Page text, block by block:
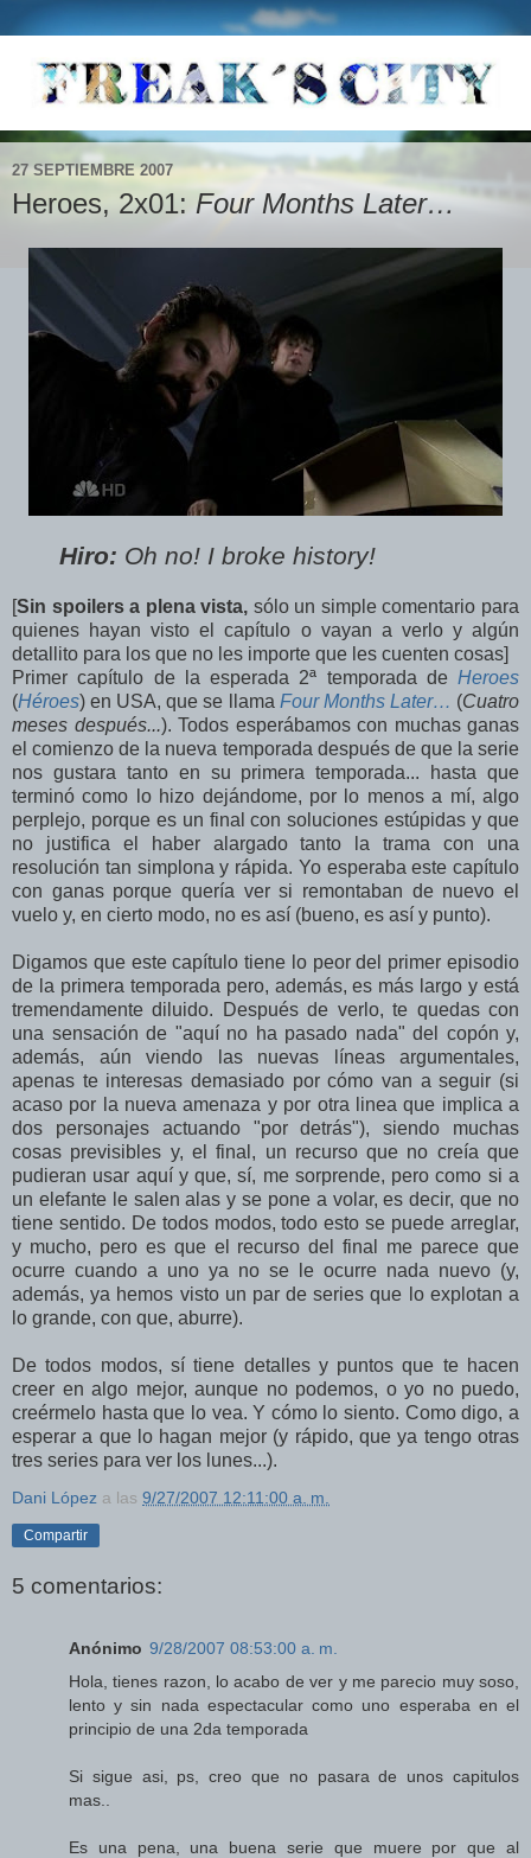
27 SEPTIEMBRE 2007
Heroes, 2x01: Four Months Later…
Hiro: Oh no! I broke history!
[Sin spoilers a plena vista, sólo un simple comentario para
quienes hayan visto el capítulo o vayan a verlo y algún
detallito para los que no les importe que les cuenten cosas]
Primer capítulo de la esperada 2ª temporada de Heroes
(Héroes) en USA, que se llama Four Months Later… (Cuatro
meses después...). Todos esperábamos con muchas ganas
el comienzo de la nueva temporada después de que la serie
nos gustara tanto en su primera temporada... hasta que
terminó como lo hizo dejándome, por lo menos a mí, algo
perplejo, porque es un final con soluciones estúpidas y que
no justifica el haber alargado tanto la trama con una
resolución tan simplona y rápida. Yo esperaba este capítulo
con ganas porque quería ver si remontaban de nuevo el
vuelo y, en cierto modo, no es así (bueno, es así y punto).
Digamos que este capítulo tiene lo peor del primer episodio
de la primera temporada pero, además, es más largo y está
tremendamente diluido. Después de verlo, te quedas con
una sensación de "aquí no ha pasado nada" del copón y,
además, aún viendo las nuevas líneas argumentales,
apenas te interesas demasiado por cómo van a seguir (si
acaso por la nueva amenaza y por otra linea que implica a
dos personajes actuando "por detrás"), siendo muchas
cosas previsibles y, el final, un recurso que no creía que
pudieran usar aquí y que, sí, me sorprende, pero como si a
un elefante le salen alas y se pone a volar, es decir, que no
tiene sentido. De todos modos, todo esto se puede arreglar,
y mucho, pero es que el recurso del final me parece que
ocurre cuando a uno ya no se le ocurre nada nuevo (y,
además, ya hemos visto un par de series que lo explotan a
lo grande, con que, aburre).
De todos modos, sí tiene detalles y puntos que te hacen
creer en algo mejor, aunque no podemos, o yo no puedo,
creérmelo hasta que lo vea. Y cómo lo siento. Como digo, a
esperar a que lo hagan mejor (y rápido, que ya tengo otras
tres series para ver los lunes...).
Dani López a las 9/27/2007 12:11:00 a. m.
Compartir
5 comentarios:
Anónimo 9/28/2007 08:53:00 a. m.
Hola, tienes razon, lo acabo de ver y me parecio muy soso,
lento y sin nada espectacular como uno esperaba en el
principio de una 2da temporada
Si sigue asi, ps, creo que no pasara de unos capitulos
mas..
Es una pena, una buena serie que muere por que al